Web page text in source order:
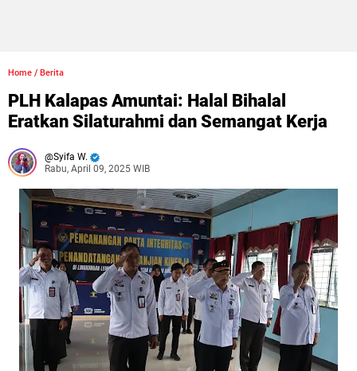
Home / Berita
PLH Kalapas Amuntai: Halal Bihalal
Eratkan Silaturahmi dan Semangat Kerja
Syifa W.
Rabu, April 09, 2025 WIB